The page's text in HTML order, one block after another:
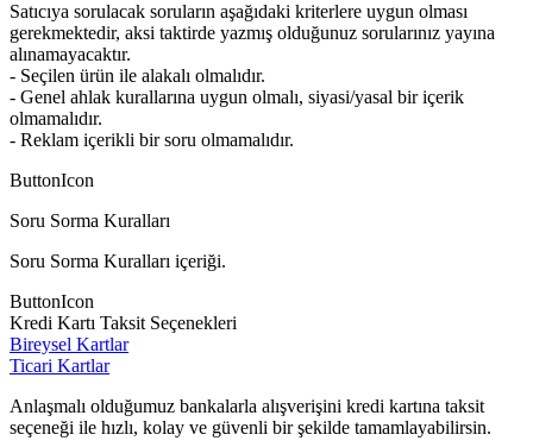
Satıcıya sorulacak soruların aşağıdaki kriterlere uygun olması
gerekmektedir, aksi taktirde yazmış olduğunuz sorularınız yayına
alınamayacaktır.
- Seçilen ürün ile alakalı olmalıdır.
- Genel ahlak kurallarına uygun olmalı, siyasi/yasal bir içerik
olmamalıdır.
- Reklam içerikli bir soru olmamalıdır.
ButtonIcon
Soru Sorma Kuralları
Soru Sorma Kuralları içeriği.
ButtonIcon
Kredi Kartı Taksit Seçenekleri
Bireysel Kartlar
Ticari Kartlar
Anlaşmalı olduğumuz bankalarla alışverişini kredi kartına taksit
seçeneği ile hızlı, kolay ve güvenli bir şekilde tamamlayabilirsin.